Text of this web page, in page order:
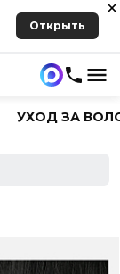
Открыть
УХОД ЗА